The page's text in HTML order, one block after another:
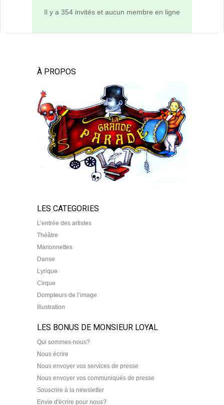
Il y a 354 invités et aucun membre en ligne
À PROPOS
LES CATEGORIES
L’entrée des artistes
Théâtre
Marionnettes
Danse
Lyrique
Cirque
Dompteurs de l’image
Illustration
LES BONUS DE MONSIEUR LOYAL
Qui sommes-nous?
Nous écrire
Nous envoyer vos services de presse
Nous envoyer vos communiqués de presse
Souscrire à la newsletter
Envie d'écrire pour nous?